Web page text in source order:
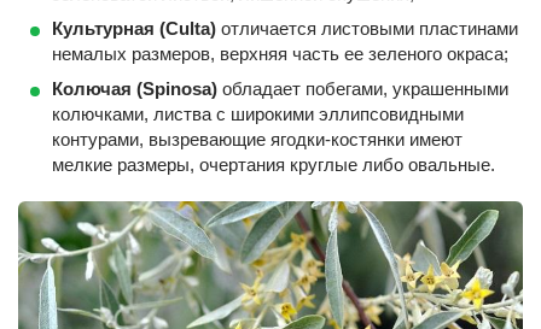
Культурная (Culta) отличается листовыми пластинами
немалых размеров, верхняя часть ее зеленого окраса;
Колючая (Spinosa) обладает побегами, украшенными
колючками, листва с широкими эллипсовидными
контурами, вызревающие ягодки-костянки имеют
мелкие размеры, очертания круглые либо овальные.